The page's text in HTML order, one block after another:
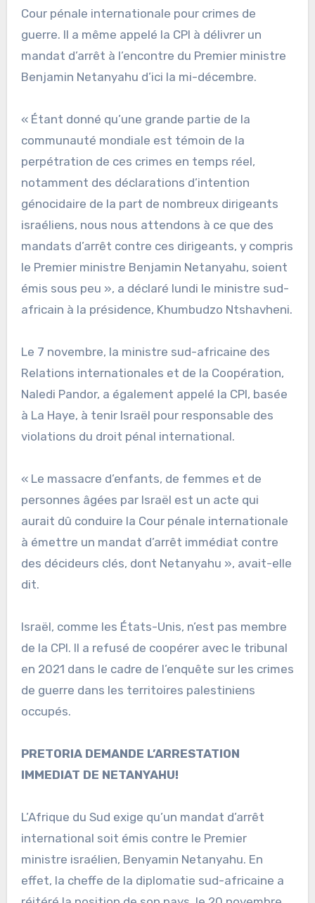
Cour pénale internationale pour crimes de
guerre. Il a même appelé la CPI à délivrer un
mandat d’arrêt à l’encontre du Premier ministre
Benjamin Netanyahu d’ici la mi-décembre.
« Étant donné qu’une grande partie de la
communauté mondiale est témoin de la
perpétration de ces crimes en temps réel,
notamment des déclarations d’intention
génocidaire de la part de nombreux dirigeants
israéliens, nous nous attendons à ce que des
mandats d’arrêt contre ces dirigeants, y compris
le Premier ministre Benjamin Netanyahu, soient
émis sous peu », a déclaré lundi le ministre sud-
africain à la présidence, Khumbudzo Ntshavheni.
Le 7 novembre, la ministre sud-africaine des
Relations internationales et de la Coopération,
Naledi Pandor, a également appelé la CPI, basée
à La Haye, à tenir Israël pour responsable des
violations du droit pénal international.
« Le massacre d’enfants, de femmes et de
personnes âgées par Israël est un acte qui
aurait dû conduire la Cour pénale internationale
à émettre un mandat d’arrêt immédiat contre
des décideurs clés, dont Netanyahu », avait-elle
dit.
Israël, comme les États-Unis, n’est pas membre
de la CPI. Il a refusé de coopérer avec le tribunal
en 2021 dans le cadre de l’enquête sur les crimes
de guerre dans les territoires palestiniens
occupés.
PRETORIA DEMANDE L’ARRESTATION
IMMEDIAT DE NETANYAHU!
L’Afrique du Sud exige qu’un mandat d’arrêt
international soit émis contre le Premier
ministre israélien, Benyamin Netanyahu. En
effet, la cheffe de la diplomatie sud-africaine a